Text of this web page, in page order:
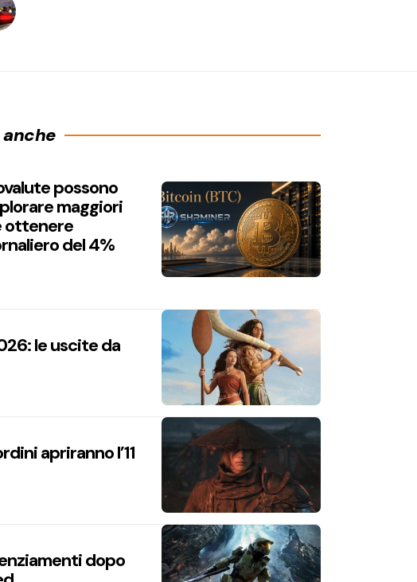
possono
maggiori
ottenere
del 4%
le uscite da
apriranno l’11
dopo